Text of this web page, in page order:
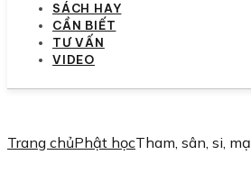
SÁCH HAY
CẦN BIẾT
TƯ VẤN
VIDEO
Trang chủPhật họcTham, sân, si,